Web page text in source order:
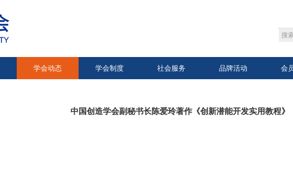
学会动态 学会制度 社会服务 品牌活动 会
中国创造学会副秘书长陈爱玲著作《创新潜能开发实用教程》